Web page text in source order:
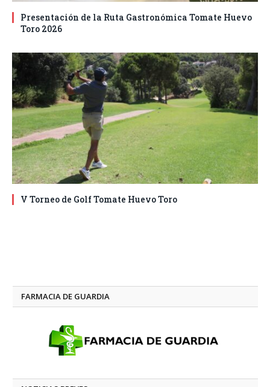
Presentación de la Ruta Gastronómica Tomate Huevo
Toro 2026
V Torneo de Golf Tomate Huevo Toro
FARMACIA DE GUARDIA